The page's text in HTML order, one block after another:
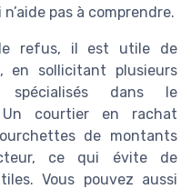
pas à comprendre.
refus, il est utile de
en sollicitant plusieurs
spécialisés dans le
courtier en rachat
de montants
ce qui évite de
Vous pouvez aussi